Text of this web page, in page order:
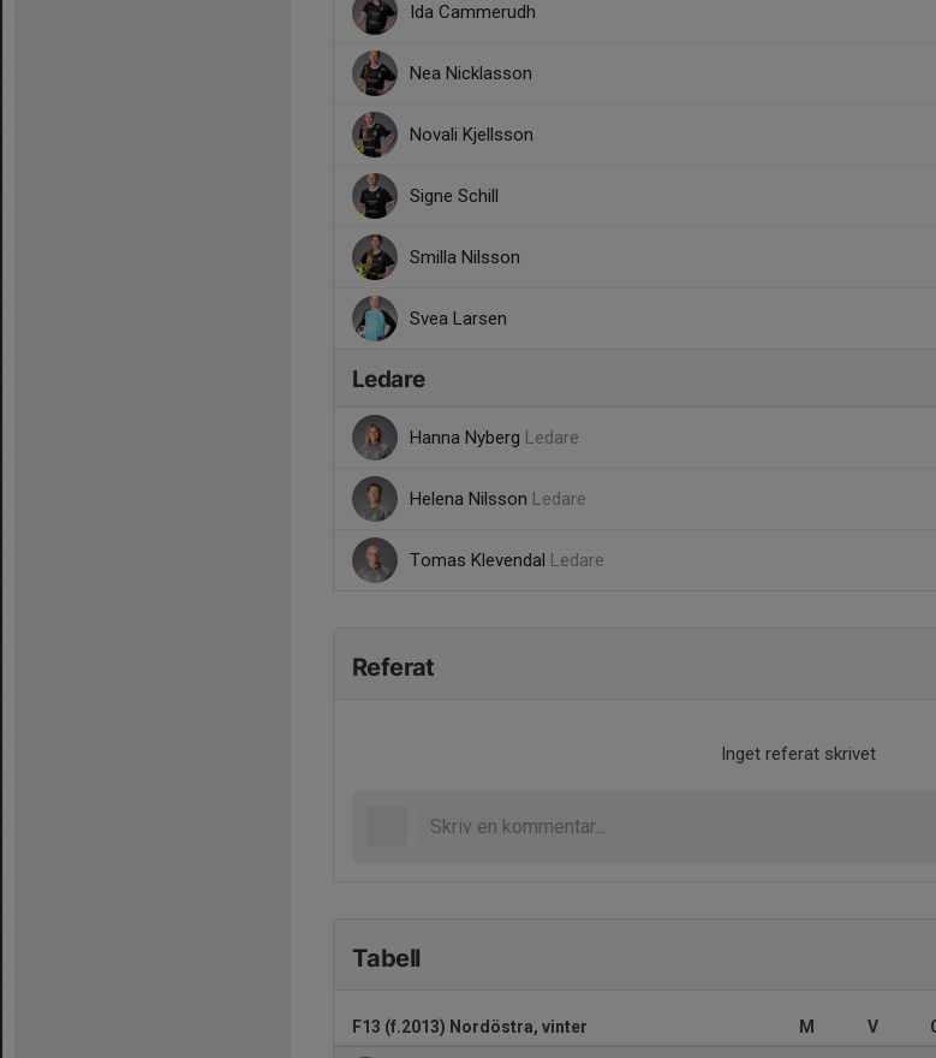
Ida Cammerudh
Nea Nicklasson
Novali Kjellsson
Signe Schill
Smilla Nilsson
Svea Larsen
Ledare
Hanna Nyberg Ledare
Helena Nilsson Ledare
Tomas Klevendal Ledare
Referat
Inget referat skrivet
Tabell
F13 (f.2013) Nordöstra, vinter M V